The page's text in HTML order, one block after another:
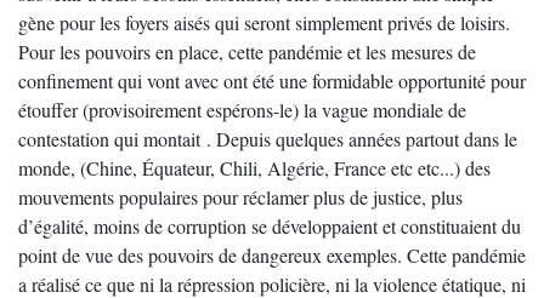
gène pour les foyers aisés qui seront simplement privés de loisirs.
Pour les pouvoirs en place, cette pandémie et les mesures de
confinement qui vont avec ont été une formidable opportunité pour
étouffer (provisoirement espérons-le) la vague mondiale de
contestation qui montait . Depuis quelques années partout dans le
monde, (Chine, Équateur, Chili, Algérie, France etc etc...) des
mouvements populaires pour réclamer plus de justice, plus
d’égalité, moins de corruption se développaient et constituaient du
point de vue des pouvoirs de dangereux exemples. Cette pandémie
a réalisé ce que ni la répression policière, ni la violence étatique, ni